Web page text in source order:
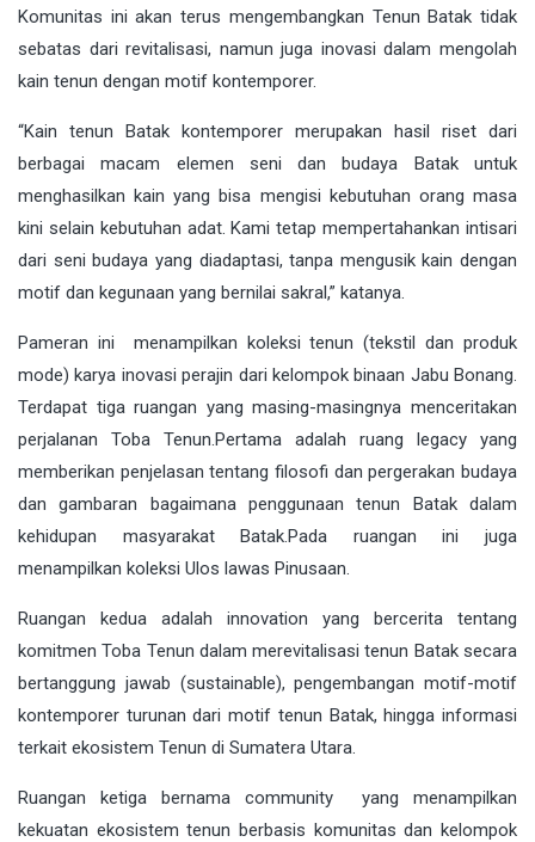
Komunitas ini akan terus mengembangkan Tenun Batak tidak
sebatas dari revitalisasi, namun juga inovasi dalam mengolah
kain tenun dengan motif kontemporer.
“Kain tenun Batak kontemporer merupakan hasil riset dari
berbagai macam elemen seni dan budaya Batak untuk
menghasilkan kain yang bisa mengisi kebutuhan orang masa
kini selain kebutuhan adat. Kami tetap mempertahankan intisari
dari seni budaya yang diadaptasi, tanpa mengusik kain dengan
motif dan kegunaan yang bernilai sakral,” katanya.
Pameran ini menampilkan koleksi tenun (tekstil dan produk
mode) karya inovasi perajin dari kelompok binaan Jabu Bonang.
Terdapat tiga ruangan yang masing-masingnya menceritakan
perjalanan Toba Tenun.Pertama adalah ruang legacy yang
memberikan penjelasan tentang filosofi dan pergerakan budaya
dan gambaran bagaimana penggunaan tenun Batak dalam
kehidupan masyarakat Batak.Pada ruangan ini juga
menampilkan koleksi Ulos lawas Pinusaan.
Ruangan kedua adalah innovation yang bercerita tentang
komitmen Toba Tenun dalam merevitalisasi tenun Batak secara
bertanggung jawab (sustainable), pengembangan motif-motif
kontemporer turunan dari motif tenun Batak, hingga informasi
terkait ekosistem Tenun di Sumatera Utara.
Ruangan ketiga bernama community yang menampilkan
kekuatan ekosistem tenun berbasis komunitas dan kelompok